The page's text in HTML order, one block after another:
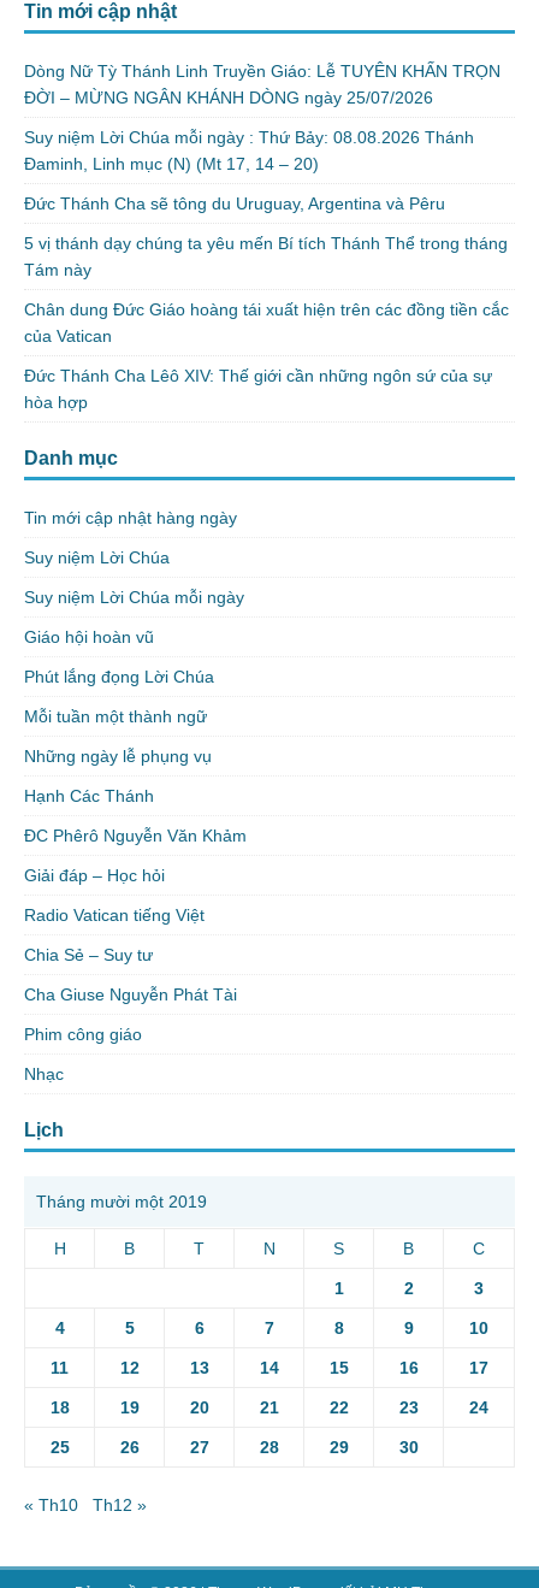
Tin mới cập nhật
Dòng Nữ Tỳ Thánh Linh Truyền Giáo: Lễ TUYÊN KHẤN TRỌN
ĐỜI – MỪNG NGÂN KHÁNH DÒNG ngày 25/07/2026
Suy niệm Lời Chúa mỗi ngày : Thứ Bảy: 08.08.2026 Thánh
Đaminh, Linh mục (N) (Mt 17, 14 – 20)
Đức Thánh Cha sẽ tông du Uruguay, Argentina và Pêru
5 vị thánh dạy chúng ta yêu mến Bí tích Thánh Thể trong tháng
Tám này
Chân dung Đức Giáo hoàng tái xuất hiện trên các đồng tiền cắc
của Vatican
Đức Thánh Cha Lêô XIV: Thế giới cần những ngôn sứ của sự
hòa hợp
Danh mục
Tin mới cập nhật hàng ngày
Suy niệm Lời Chúa
Suy niệm Lời Chúa mỗi ngày
Giáo hội hoàn vũ
Phút lắng đọng Lời Chúa
Mỗi tuần một thành ngữ
Những ngày lễ phụng vụ
Hạnh Các Thánh
ĐC Phêrô Nguyễn Văn Khảm
Giải đáp – Học hỏi
Radio Vatican tiếng Việt
Chia Sẻ – Suy tư
Cha Giuse Nguyễn Phát Tài
Phim công giáo
Nhạc
Lịch
Tháng mười một 2019
H B T N S B C
1 2 3
4 5 6 7 8 9 10
11 12 13 14 15 16 17
18 19 20 21 22 23 24
25 26 27 28 29 30
« Th10 Th12 »